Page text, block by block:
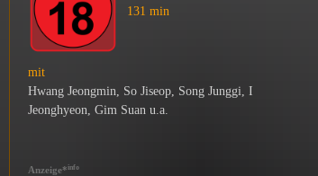
131 min
mit
Hwang Jeongmin, So Jiseop, Song Junggi, I
Jeonghyeon, Gim Suanu.a.
Anzeige*info